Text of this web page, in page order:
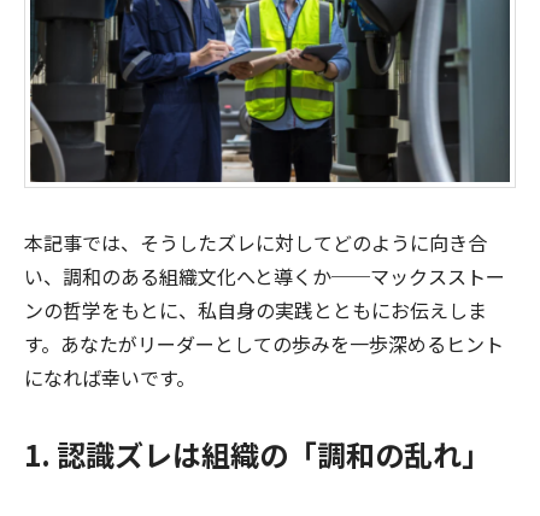
本記事では、そうしたズレに対してどのように向き合
い、調和のある組織文化へと導くか──マックスストー
ンの哲学をもとに、私自身の実践とともにお伝えしま
す。あなたがリーダーとしての歩みを一歩深めるヒント
になれば幸いです。
1. 認識ズレは組織の「調和の乱れ」